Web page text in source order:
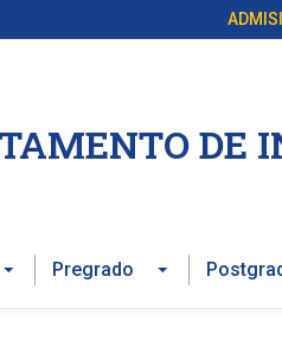
DE
Pregrado